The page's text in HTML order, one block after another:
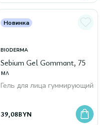
Новинка
BIODERMA
Sebium Gel Gommant, 75
мл
Гель для лица гуммирующий
39,08BYN